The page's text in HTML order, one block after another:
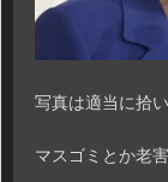
写真は適当に拾い
マスゴミとか老